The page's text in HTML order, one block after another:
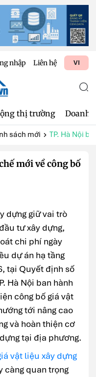
nhập Liên hệ VI
thị trường Doanh
sách mới TP. Hà Nội
mới về công bố
dựng giữ vai trò
tư xây dựng,
chi phí ngày
dự án hạ tầng
tại Quyết định số
Hà Nội ban hành
công bố giá vật
tới nâng cao
và hoàn thiện cơ
tại địa phương.
vật liệu xây dựng
càng quan trọng